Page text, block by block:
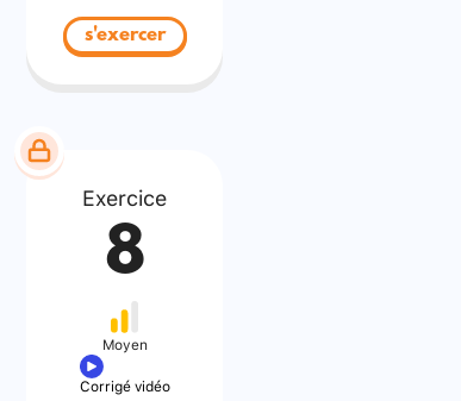
s'exercer
Exercice
8
Moyen
Corrigé vidéo